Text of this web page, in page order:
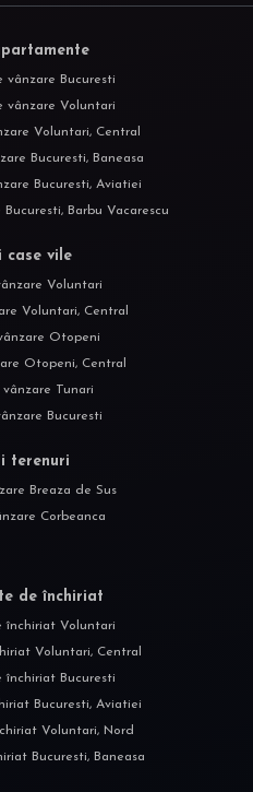
vânzare Bucuresti
vânzare Voluntari
Voluntari, Central
Bucuresti, Baneasa
Bucuresti, Aviatiei
Barbu Vacarescu
case vile
Voluntari
Voluntari, Central
Otopeni
Otopeni, Central
Tunari
Bucuresti
terenuri
Breaza de Sus
Corbeanca
de închiriat
închiriat Voluntari
Voluntari, Central
închiriat Bucuresti
Bucuresti, Aviatiei
Voluntari, Nord
Bucuresti, Baneasa